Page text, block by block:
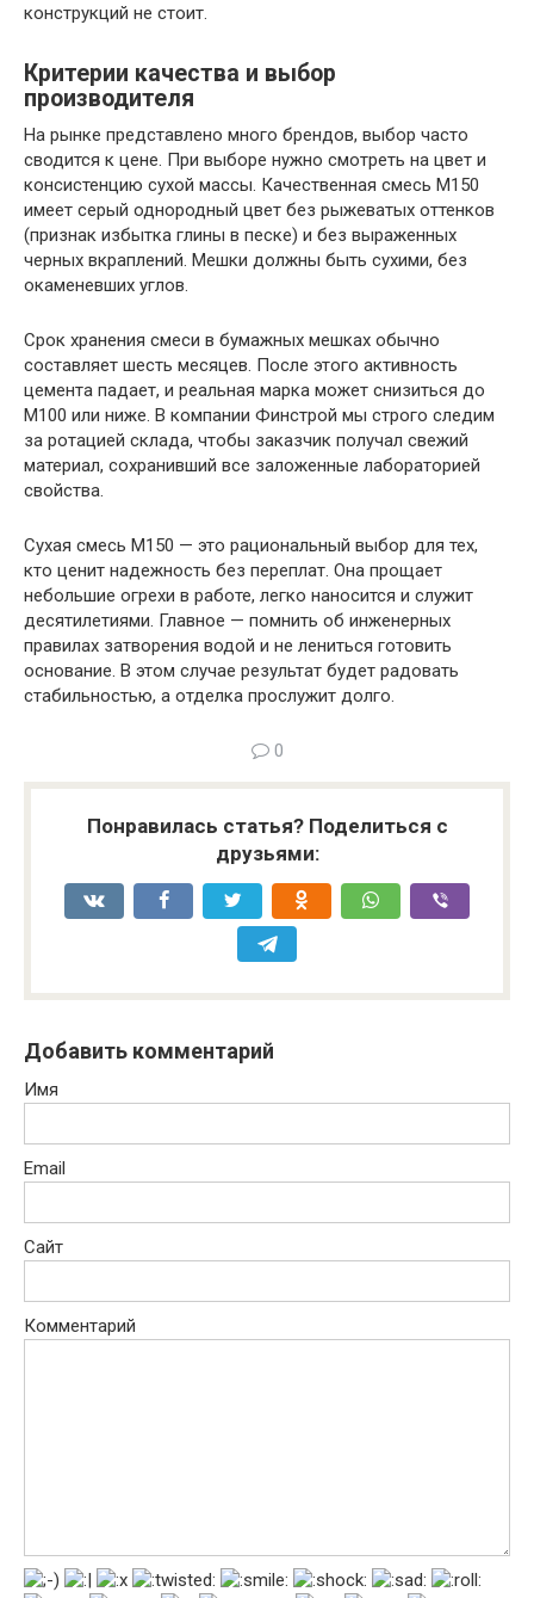
конструкций не стоит.
Критерии качества и выбор
производителя
На рынке представлено много брендов, выбор часто
сводится к цене. При выборе нужно смотреть на цвет и
консистенцию сухой массы. Качественная смесь М150
имеет серый однородный цвет без рыжеватых оттенков
(признак избытка глины в песке) и без выраженных
черных вкраплений. Мешки должны быть сухими, без
окаменевших углов.
Срок хранения смеси в бумажных мешках обычно
составляет шесть месяцев. После этого активность
цемента падает, и реальная марка может снизиться до
М100 или ниже. В компании Финстрой мы строго следим
за ротацией склада, чтобы заказчик получал свежий
материал, сохранивший все заложенные лабораторией
свойства.
Сухая смесь М150 — это рациональный выбор для тех,
кто ценит надежность без переплат. Она прощает
небольшие огрехи в работе, легко наносится и служит
десятилетиями. Главное — помнить об инженерных
правилах затворения водой и не лениться готовить
основание. В этом случае результат будет радовать
стабильностью, а отделка прослужит долго.
0
Понравилась статья? Поделиться с
друзьями:
Добавить комментарий
Имя
Email
Сайт
Комментарий